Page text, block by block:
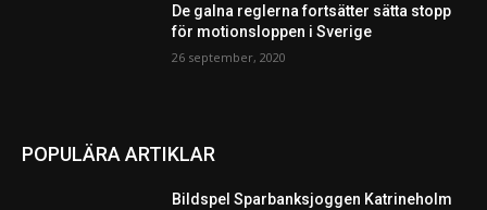
De galna reglerna fortsätter sätta stopp
för motionsloppen i Sverige
26 september, 2020
POPULÄRA ARTIKLAR
Bildspel Sparbanksjoggen Katrineholm